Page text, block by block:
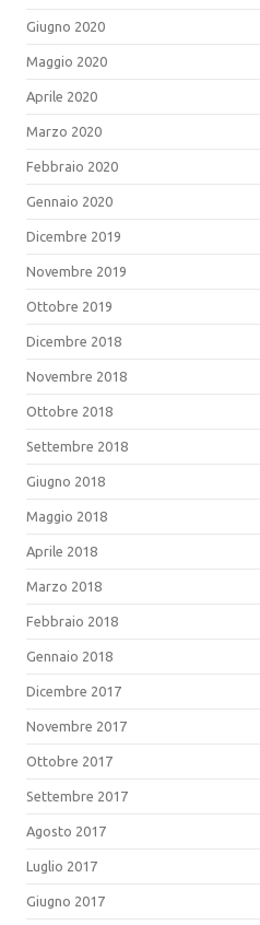
Giugno 2020
Maggio 2020
Aprile 2020
Marzo 2020
Febbraio 2020
Gennaio 2020
Dicembre 2019
Novembre 2019
Ottobre 2019
Dicembre 2018
Novembre 2018
Ottobre 2018
Settembre 2018
Giugno 2018
Maggio 2018
Aprile 2018
Marzo 2018
Febbraio 2018
Gennaio 2018
Dicembre 2017
Novembre 2017
Ottobre 2017
Settembre 2017
Agosto 2017
Luglio 2017
Giugno 2017